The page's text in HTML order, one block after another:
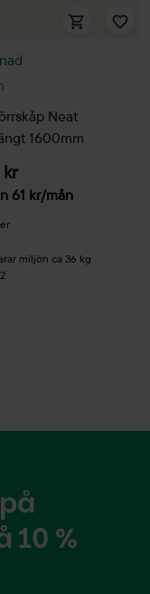
Neat
1600mm
61 kr/mån
miljön ca 36 kg
10 %